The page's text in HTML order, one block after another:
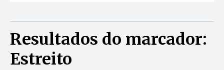
Resultados do marcador:
Estreito